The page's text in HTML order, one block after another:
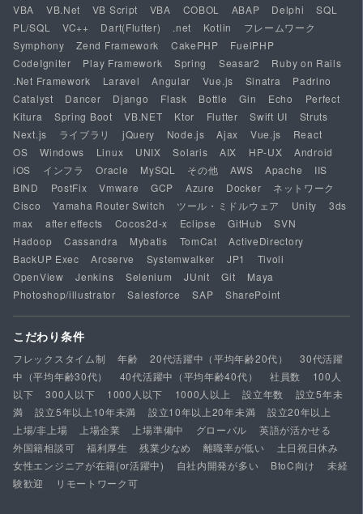
VBA
VB.Net VB Script VBA COBOL ABAP Delphi
SQL
PL/SQL
VC++ Dart(Flutter) .net Kotlin
フレームワーク
Symphony
Zend Framework CakePHP
FuelPHP
CodeIgniter
Play Framework Spring Seasar2
Ruby on Rails
.Net Framework
Laravel Angular Vue.js Sinatra
Padrino
Catalyst
Dancer Django Flask Bottle Gin Echo
Perfect
Kitura
Spring Boot VB.NET Ktor Flutter Swift UI
Struts
Next.js
ライブラリ jQuery Node.js Ajax Vue.js
React
OS
Windows Linux UNIX Solaris AIX HP-UX
Android
iOS
インフラ Oracle MySQL その他 AWS Apache
IIS
BIND
PostFix Vmware GCP Azure Docker
ネットワーク
Cisco
Yamaha Router Switch ツール・ミドルウェア Unity
3ds
max
after effects Cocos2d-x Eclipse GitHub
SVN
Hadoop
Cassandra Mybatis TomCat
ActiveDirectory
BackUP Exec
Arcserve Systemwalker JP1
Tivoli
OpenView
Jenkins Selenium JUnit Git
Maya
Photoshop/illustrator
Salesforce SAP SharePoint
こだわり条件
フレックスタイム制 年齢 20代活躍中（平均年齢20代）
30代活躍
中（平均年齢30代）
40代活躍中（平均年齢40代） 社員数
100人
以下
300人以下 1000人以下 1000人以上 設立年数
設立5年未
満
設立5年以上10年未満 設立10年以上20年未満
設立20年以上
上場/非上場
上場企業 上場準備中 グローバル
英語が活かせる
外国籍相談可
福利厚生 残業少なめ 離職率が低い
土日祝日休み
女性エンジニアが在籍(or活躍中)
自社内開発が多い BtoC向け
未経
験歓迎
リモートワーク可